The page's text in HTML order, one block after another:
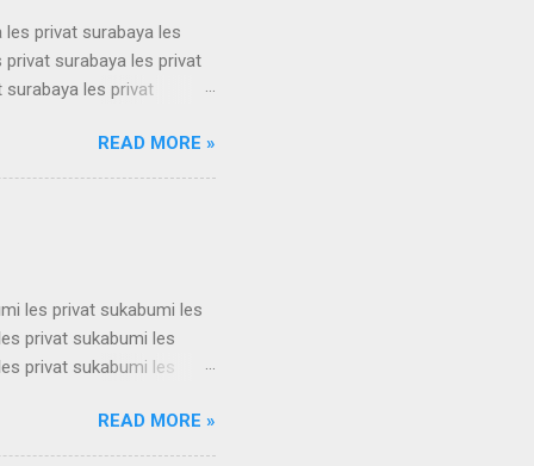
privat surabaya les
surabaya les privat
surabaya les privat
surabaya les privat
surabaya les privat
les privat
READ MORE »
les privat sukabumi les
privat sukabumi les
privat sukabumi les
privat sukabumi les
privat sukabumi les
READ MORE »